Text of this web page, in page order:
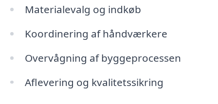
Materialevalg og indkøb
Koordinering af håndværkere
Overvågning af byggeprocessen
Aflevering og kvalitetssikring